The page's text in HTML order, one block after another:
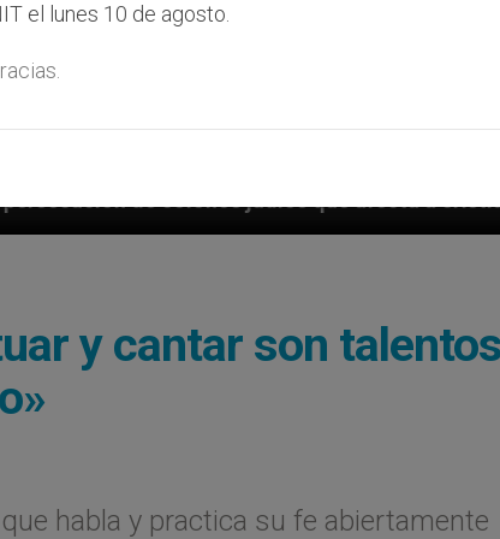
judíos que afecta a cristianos (y no sólo) en
y cantar son
habla y practica su fe abiertamente
el lunes 10 de agosto.